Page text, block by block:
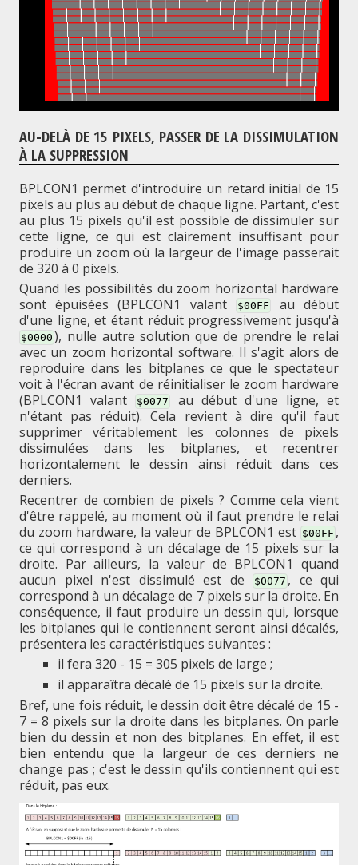
AU-DELÀ DE 15 PIXELS, PASSER DE LA DISSIMULATION
À LA SUPPRESSION
BPLCON1 permet d'introduire un retard initial de 15
pixels au plus au début de chaque ligne. Partant, c'est
au plus 15 pixels qu'il est possible de dissimuler sur
cette ligne, ce qui est clairement insuffisant pour
produire un zoom où la largeur de l'image passerait
de 320 à 0 pixels.
Quand les possibilités du zoom horizontal hardware
sont épuisées (BPLCON1 valant
$00FF
au début
d'une ligne, et étant réduit progressivement jusqu'à
$0000 ), nulle autre solution que de prendre le relai
avec un zoom horizontal software. Il s'agit alors de
reproduire dans les bitplanes ce que le spectateur
voit à l'écran avant de réinitialiser le zoom hardware
(BPLCON1 valant
$0077
au début d'une ligne, et
n'étant pas réduit). Cela revient à dire qu'il faut
supprimer véritablement les colonnes de pixels
dissimulées dans les bitplanes, et recentrer
horizontalement le dessin ainsi réduit dans ces
derniers.
Recentrer de combien de pixels ? Comme cela vient
d'être rappelé, au moment où il faut prendre le relai
du zoom hardware, la valeur de BPLCON1 est $00FF ,
ce qui correspond à un décalage de 15 pixels sur la
droite. Par ailleurs, la valeur de BPLCON1 quand
aucun pixel n'est dissimulé est de
$0077 , ce qui
correspond à un décalage de 7 pixels sur la droite. En
conséquence, il faut produire un dessin qui, lorsque
les bitplanes qui le contiennent seront ainsi décalés,
présentera les caractéristiques suivantes :
il fera 320 - 15 = 305 pixels de large ;
il apparaîtra décalé de 15 pixels sur la droite.
Bref, une fois réduit, le dessin doit être décalé de 15 -
7 = 8 pixels sur la droite dans les bitplanes. On parle
bien du dessin et non des bitplanes. En effet, il est
bien entendu que la largeur de ces derniers ne
change pas ; c'est le dessin qu'ils contiennent qui est
réduit, pas eux.